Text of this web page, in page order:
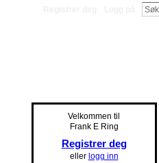
Velkommen til
Frank E Ring
Registrer deg
eller logg inn